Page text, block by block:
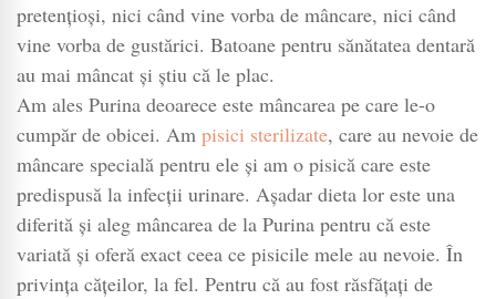
orală
a
pretențioși, nici când vine vorba de mâncare, nici când
vine vorba de gustărici. Batoane pentru sănătatea dentară
au mai mâncat și știu că le plac.
Am ales Purina deoarece este mâncarea pe care le-o
cumpăr de obicei. Am pisici sterilizate, care au nevoie de
mâncare specială pentru ele și am o pisică care este
predispusă la infecții urinare. Așadar dieta lor este una
diferită și aleg mâncarea de la Purina pentru că este
variată și oferă exact ceea ce pisicile mele au nevoie. În
privința cățeilor, la fel. Pentru că au fost răsfățați de